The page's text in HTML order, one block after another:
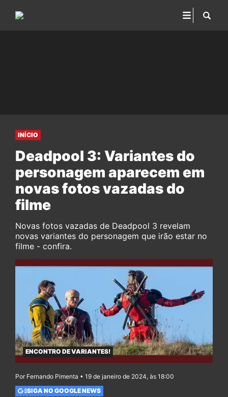
INÍCIO
Deadpool 3: Variantes do
personagem aparecem em
novas fotos vazadas do
filme
Novas fotos vazadas de Deadpool 3 revelam
novas variantes do personagem que irão estar no
filme - confira.
ENCONTRO DE VARIANTES!
Por Fernando Pimenta • 19 de janeiro de 2024, às 18:00
SIGA NO GOOGLE NEWS